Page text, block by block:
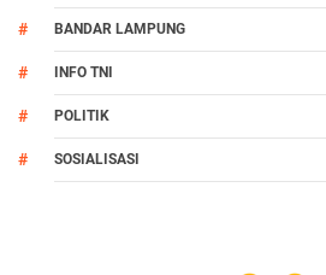
BANDAR LAMPUNG
INFO TNI
POLITIK
SOSIALISASI